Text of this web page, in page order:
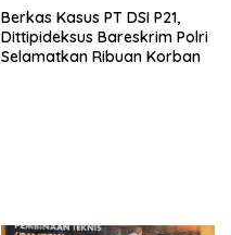
Berkas Kasus PT DSI P21,
Dittipideksus Bareskrim Polri
Selamatkan Ribuan Korban